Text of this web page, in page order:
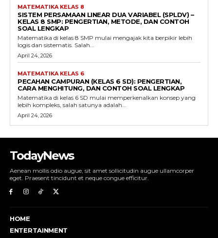
MATEMATIKA KELAS 8
SISTEM PERSAMAAN LINEAR DUA VARIABEL (SPLDV) –
KELAS 8 SMP: PENGERTIAN, METODE, DAN CONTOH
SOAL LENGKAP
Matematika di kelas 8 SMP mulai mengajak kita berpikir lebih
logis dan sistematis. Salah...
April 24, 2026
MATEMATIKA KELAS 6
PECAHAN CAMPURAN (KELAS 6 SD): PENGERTIAN,
CARA MENGHITUNG, DAN CONTOH SOAL LENGKAP
Matematika di kelas 6 SD mulai memperkenalkan konsep yang
lebih kompleks, salah satunya adalah...
April 24, 2026
TodayNews
Aenean mollis odio augue, sit amet sollicitudin augue ullamcorper
eget. Praesent tincidunt et neque congue efficitur.
HOME
ENTERTAINMENT